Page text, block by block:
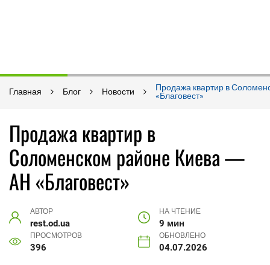
Главная Блог Новости
Продажа квартир в
«Благовест»
Продажа квартир в
Соломенском районе Киева —
АН «Благовест»
АВТОР
rest.od.ua
НА ЧТЕНИЕ
9 мин
ПРОСМОТРОВ
396
ОБНОВЛЕНО
04.07.2026